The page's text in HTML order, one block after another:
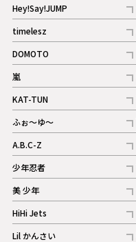
ギャラリー
Hey!Say!JUMP
記事
timelesz
記事
DOMOTO
記事
嵐
記事
KAT-TUN
記事
ふぉ～ゆ～
記事
A.B.C-Z
記事
ギャラリー
少年忍者
記事
美 少年
記事
HiHi Jets
記事
Lil かんさい